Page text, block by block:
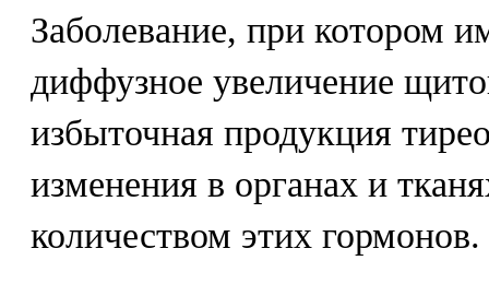
Заболевание, при котором
диффузное увеличение
избыточная продукция
изменения в органах и
количеством этих гормонов.